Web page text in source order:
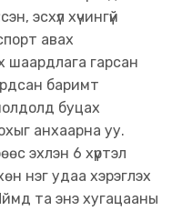
эсхүл хүчингүй
авах
шаардлага гарсан
баримт
буцах
анхаарна уу.
эхлэн 6 хүртэл
нэг удаа хэрэглэх
та энэ хугацааны